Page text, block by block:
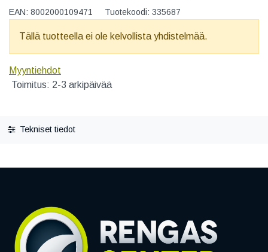
EAN: 8002000109471 Tuotekoodi: 335687
Tällä tuotteella ei ole kelvollista yhdistelmää.
Myyntiehdot
Toimitus: 2-3 arkipäivää
Tekniset tiedot